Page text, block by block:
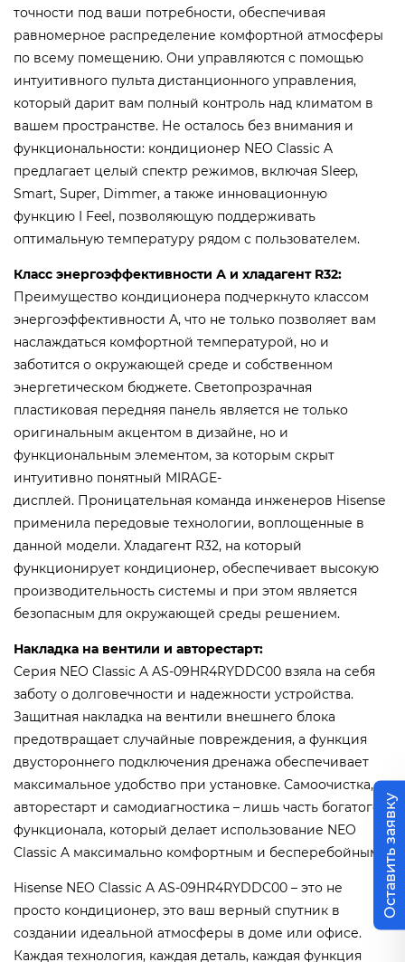
точности под ваши потребности, обеспечивая
равномерное распределение комфортной атмосферы
по всему помещению. Они управляются с помощью
интуитивного пульта дистанционного управления,
который дарит вам полный контроль над климатом в
вашем пространстве. Не осталось без внимания и
функциональности: кондиционер NEO Classic A
предлагает целый спектр режимов, включая Sleep,
Smart, Super, Dimmer, а также инновационную
функцию I Feel, позволяющую поддерживать
оптимальную температуру рядом с пользователем.
Класс энергоэффективности А и хладагент R32:
Преимущество кондиционера подчеркнуто классом
энергоэффективности А, что не только позволяет вам
наслаждаться комфортной температурой, но и
заботится о окружающей среде и собственном
энергетическом бюджете. Светопрозрачная
пластиковая передняя панель является не только
оригинальным акцентом в дизайне, но и
функциональным элементом, за которым скрыт
интуитивно понятный MIRAGE-
дисплей. Проницательная команда инженеров Hisense
применила передовые технологии, воплощенные в
данной модели. Хладагент R32, на который
функционирует кондиционер, обеспечивает высокую
производительность системы и при этом является
безопасным для окружающей среды решением.
Накладка на вентили и авторестарт:
Серия NEO Classic A AS-09HR4RYDDC00 взяла на себя
заботу о долговечности и надежности устройства.
Защитная накладка на вентили внешнего блока
предотвращает случайные повреждения, а функция
двустороннего подключения дренажа обеспечивает
максимальное удобство при установке. Самоочистка,
авторестарт и самодиагностика – лишь часть богатого
функционала, который делает использование NEO
Classic A максимально комфортным и бесперебойным.
Hisense NEO Classic A AS-09HR4RYDDC00 – это не
просто кондиционер, это ваш верный спутник в
создании идеальной атмосферы в доме или офисе.
Каждая технология, каждая деталь, каждая функция
Оставить заявку